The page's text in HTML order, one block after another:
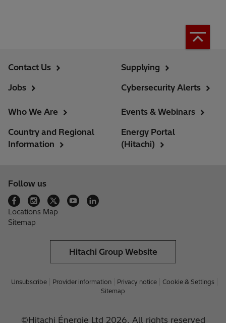
Contact Us
Jobs
Supplying
Cybersecurity Alerts
Who We Are
Country and Regional
Information
Events & Webinars
Energy Portal
(Hitachi)
Follow us
Locations Map
Sitemap
Hitachi Group Website
Unsubscribe Provider information Privacy notice
Cookie & Settings
Sitemap
©Hitachi Énergie Ltd 2026. All rights reserved